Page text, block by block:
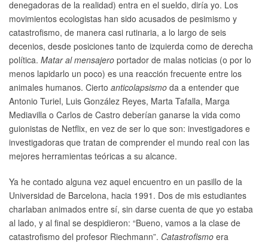
denegadoras de la realidad) entra en el sueldo, diría yo. Los
movimientos ecologistas han sido acusados de pesimismo y
catastrofismo, de manera casi rutinaria, a lo largo de seis
decenios, desde posiciones tanto de izquierda como de derecha
política. Matar al mensajero portador de malas noticias (o por lo
menos lapidarlo un poco) es una reacción frecuente entre los
animales humanos. Cierto anticolapsismo da a entender que
Antonio Turiel, Luis González Reyes, Marta Tafalla, Marga
Mediavilla o Carlos de Castro deberían ganarse la vida como
guionistas de Netflix, en vez de ser lo que son: investigadores e
investigadoras que tratan de comprender el mundo real con las
mejores herramientas teóricas a su alcance.
Ya he contado alguna vez aquel encuentro en un pasillo de la
Universidad de Barcelona, hacia 1991. Dos de mis estudiantes
charlaban animados entre sí, sin darse cuenta de que yo estaba
al lado, y al final se despidieron: “Bueno, vamos a la clase de
catastrofismo del profesor Riechmann”. Catastrofismo era